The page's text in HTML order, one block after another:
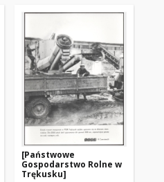
[Państwowe
Gospodarstwo Rolne w
Trękusku]